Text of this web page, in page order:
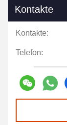
Kontakte
Kontakte:
Telefon: